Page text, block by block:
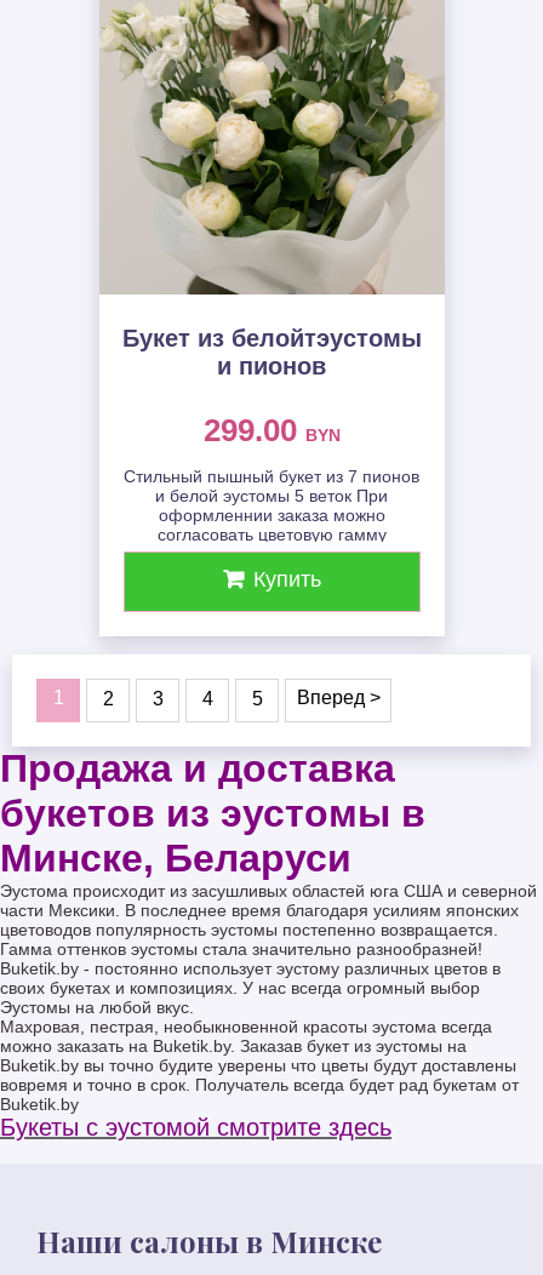
Букет из белойтэустомы
и пионов
299.00 BYN
Стильный пышный букет из 7 пионов
и белой эустомы 5 веток При
оформленнии заказа можно
согласовать цветовую гамму
Купить
1 2 3 4 5
Продажа и доставка
букетов из эустомы в
Минске, Беларуси
Эустома происходит из засушливых областей юга США и северной
части Мексики. В последнее время благодаря усилиям японских
цветоводов популярность эустомы постепенно возвращается.
Гамма оттенков эустомы стала значительно разнообразней!
Buketik.by - постоянно использует эустому различных цветов в
своих букетах и композициях. У нас всегда огромный выбор
Эустомы на любой вкус.
Махровая, пестрая, необыкновенной красоты эустома всегда
можно заказать на Buketik.by. Заказав букет из эустомы на
Buketik.by вы точно будите уверены что цветы будут доставлены
вовремя и точно в срок. Получатель всегда будет рад букетам от
Buketik.by
Букеты с эустомой смотрите здесь
Наши салоны в Минске